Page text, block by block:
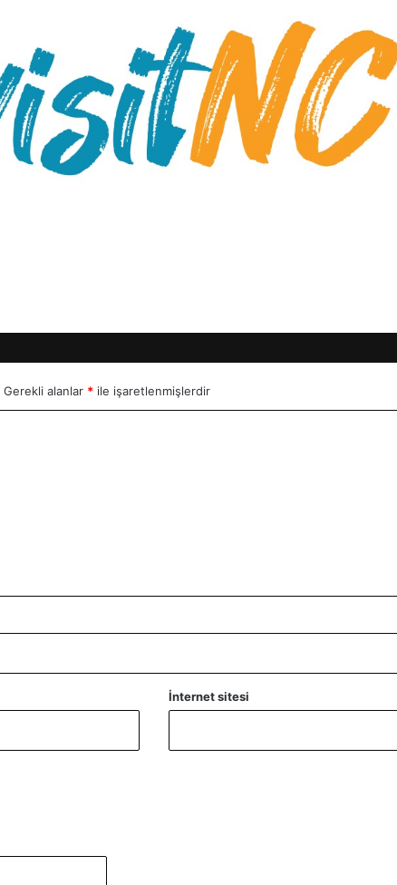
Gerekli alanlar * ile işaretlenmişlerdir
İnternet sitesi